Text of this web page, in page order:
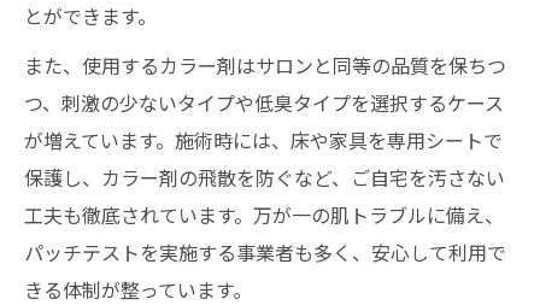
とができます。
また、使用するカラー剤はサロンと同等の品質を保ちつ
つ、刺激の少ないタイプや低臭タイプを選択するケース
が増えています。施術時には、床や家具を専用シートで
保護し、カラー剤の飛散を防ぐなど、ご自宅を汚さない
工夫も徹底されています。万が一の肌トラブルに備え、
パッチテストを実施する事業者も多く、安心して利用で
きる体制が整っています。